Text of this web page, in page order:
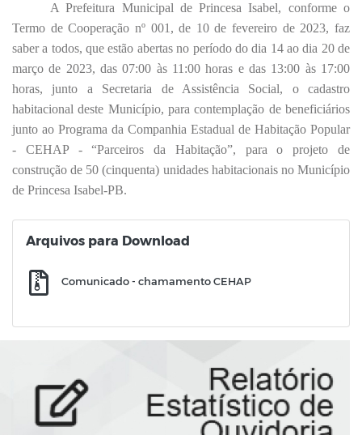
A Prefeitura Municipal de Princesa Isabel, conforme o
Termo de Cooperação nº 001, de 10 de fevereiro de 2023, faz
saber a todos, que estão abertas no período do dia 14 ao dia 20 de
março de 2023, das 07:00 às 11:00 horas e das 13:00 às 17:00
horas, junto a Secretaria de Assistência Social, o cadastro
habitacional deste Município, para contemplação de beneficiários
junto ao Programa da Companhia Estadual de Habitação Popular
- CEHAP - “Parceiros da Habitação”, para o projeto de
construção de 50 (cinquenta) unidades habitacionais no Município
de Princesa Isabel-PB.
Arquivos para Download
Comunicado - chamamento CEHAP